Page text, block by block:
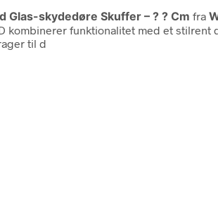
skydedøre Skuffer – ? ? Cm fra
kombinerer funktionalitet med et
til d